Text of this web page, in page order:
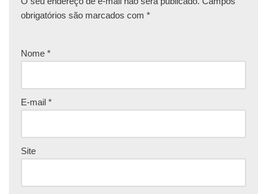
obrigatórios são marcados com *
Nome *
E-mail *
Site